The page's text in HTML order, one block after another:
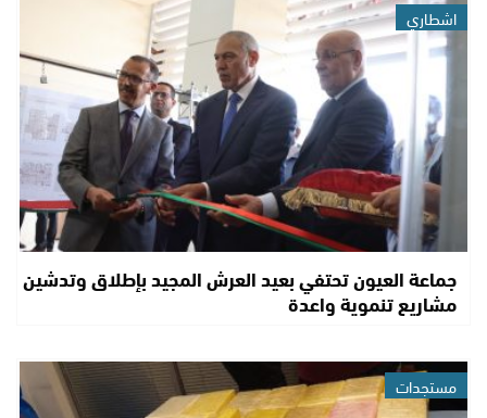
اشطاري
جماعة العيون تحتفي بعيد العرش المجيد بإطلاق وتدشين
مشاريع تنموية واعدة
مستجدات